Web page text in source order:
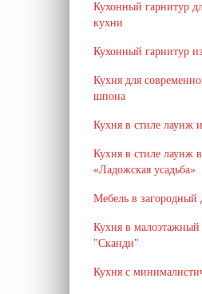
Кухонный гарнитур
кухни
Кухонный гарнитур
Кухня для
шпона
Кухня в стиле лаунж
Кухня в стиле лаунж
«Ладожская усадьба»
Мебель в загородный
Кухня в малоэтажный
"Сканди"
Кухня с